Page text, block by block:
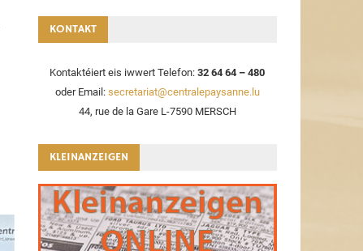
KONTAKT
Kontaktéiert eis iwwert Telefon:32 64 64 – 480
oder Email: secretariat@centralepaysanne.lu
44, rue de la Gare L-7590 MERSCH
KLEINANZEIGEN